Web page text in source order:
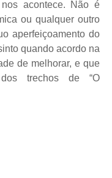
acontece. Não é
ou qualquer outro
aperfeiçoamento do
quando acordo na
de melhorar, e que
trechos de “O